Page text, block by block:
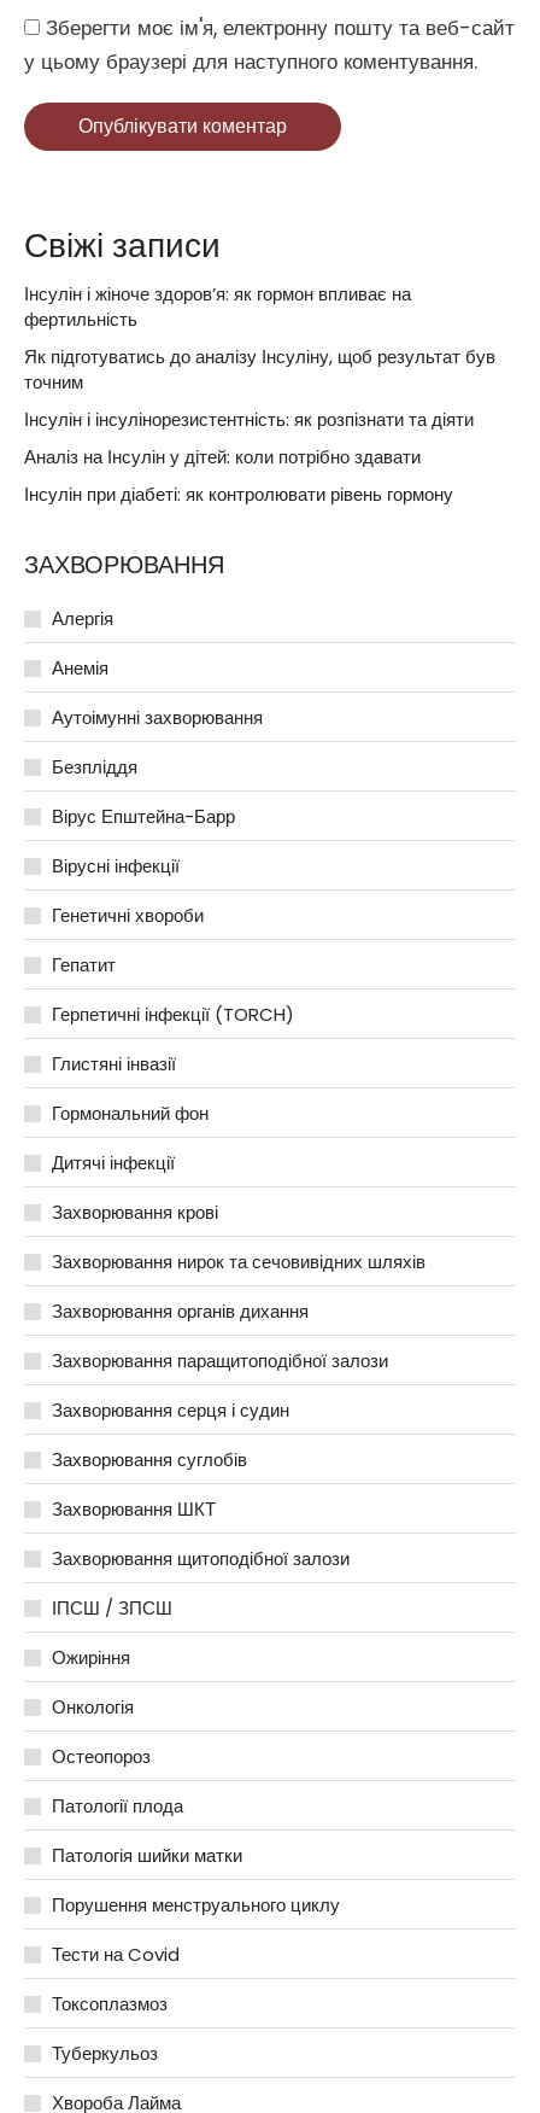
Website
Зберегти моє ім'я, електронну пошту та веб-сайт
у цьому браузері для наступного коментування.
Опублікувати коментар
Свіжі записи
Інсулін і жіноче здоров’я: як гормон впливає на
фертильність
Як підготуватись до аналізу Інсуліну, щоб результат був
точним
Інсулін і інсулінорезистентність: як розпізнати та діяти
Аналіз на Інсулін у дітей: коли потрібно здавати
Інсулін при діабеті: як контролювати рівень гормону
ЗАХВОРЮВАННЯ
Алергія
Анемія
Аутоімунні захворювання
Безпліддя
Вірус Епштейна-Барр
Вірусні інфекції
Генетичні хвороби
Гепатит
Герпетичні інфекції (TORCH)
Глистяні інвазії
Гормональний фон
Дитячі інфекції
Захворювання крові
Захворювання нирок та сечовивідних шляхів
Захворювання органів дихання
Захворювання паращитоподібної залози
Захворювання серця і судин
Захворювання суглобів
Захворювання ШКТ
Захворювання щитоподібної залози
ІПСШ / ЗПСШ
Ожиріння
Онкологія
Остеопороз
Патології плода
Патологія шийки матки
Порушення менструального циклу
Тести на Covid
Токсоплазмоз
Туберкульоз
Хвороба Лайма